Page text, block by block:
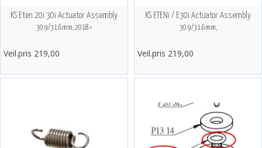
KS Eten 20i 30i Actuator Assembly
30.9/31.6mm, 2018>
Veil.pris 219,00
KS ETENi / E30i Actuator Assembly
30.9/31.6mm,
Veil.pris 219,00